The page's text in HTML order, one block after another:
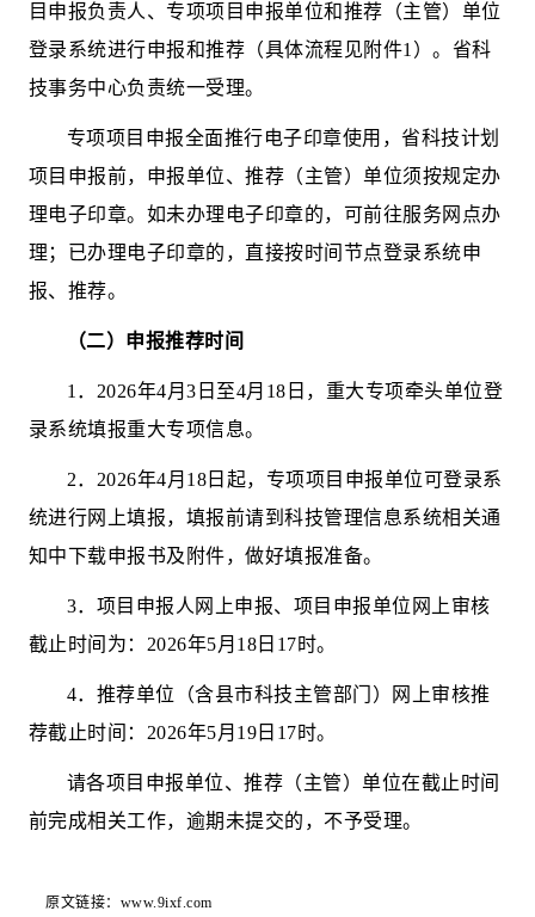
目 申报负责人、专项项目 申报单位和推荐（主管）单位
登录系统进行申报和推荐 （具体流程见附件1 ）。省科
技事务中心负责统一受理。
专项项目 申报全面推行电子印章使用，省科技计划
项目申报前，申报单位、推荐（主管）单位须按规定办
理电子印章。如未办理电子印章的，可前往服务网点办
理；已办理电子印章的，直接按时间节点登录系统申
报、推荐。
（二）申报推荐时间
1 ． 2026年4月3 日至4月 18 日 ， 重大专项牵头单位登
录系统填报重大专项信息。
2． 2026年4月 18 日起，专项项目申报单位可登录系
统进行网上填报， 填报前请到科技管理信息系统相关通
知中下载申报书及附件，做好填报准备。
3． 项目 申报人网上申报、 项目 申报单位网上审核
截止时间 为 ： 2026年5月 18 日 17时。
4．推荐单位（含县市科技主管部门）网上审核推
荐截止时间： 2026年5月 19 日 17时。
请各项目 申报单位、推荐（主管）单位在截止时间
前完成相关工作，逾期未提交的，不予受理。
原文链接：www.9ixf.com